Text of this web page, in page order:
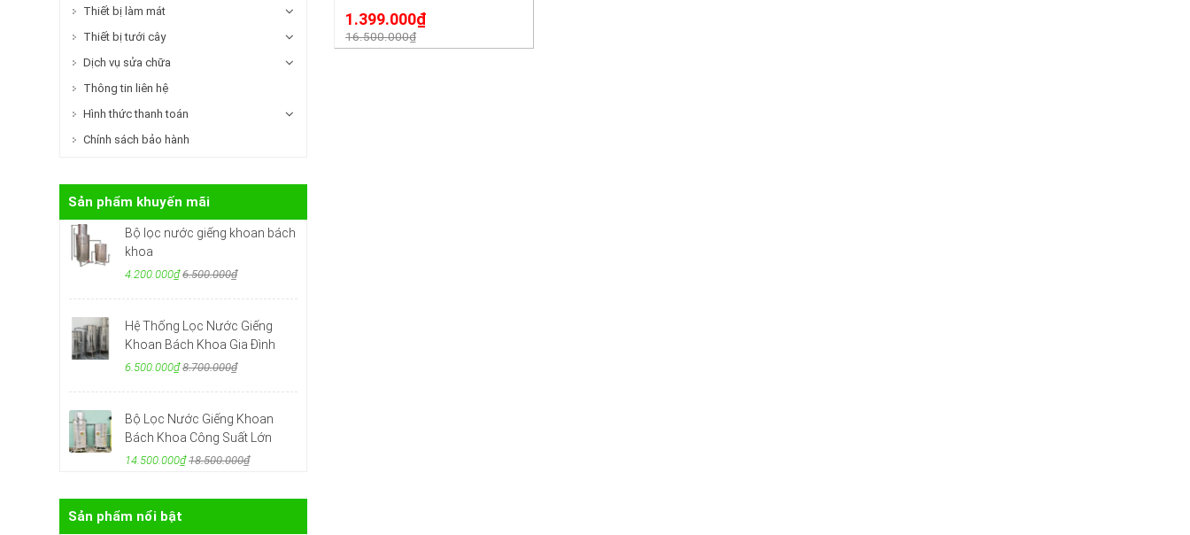
1.399.000₫
16.500.000₫
Thiết bị làm mát
Thiết bị tưới cây
Dịch vụ sửa chữa
Thông tin liên hệ
Hình thức thanh toán
Chính sách bảo hành
Sản phẩm khuyến mãi
Bộ lọc nước giếng khoan bách
khoa
4.200.000₫ 6.500.000₫
Hệ Thống Lọc Nước Giếng
Khoan Bách Khoa Gia Đình
6.500.000₫ 8.700.000₫
Bộ Lọc Nước Giếng Khoan
Bách Khoa Công Suất Lớn
14.500.000₫ 18.500.000₫
Sản phẩm nổi bật